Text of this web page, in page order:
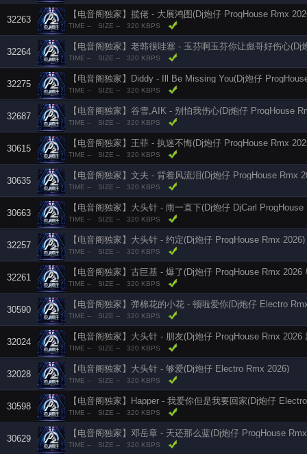
32263
【电音阁独家】揽佬 - 大展鸿图(Dj炮仔 ProgHouse Rmx
TIME -- SIZE -- 320 KBPS
32264
TIME -- SIZE -- 320 KBPS
32275
TIME -- SIZE -- 320 KBPS
32687
TIME -- SIZE -- 320 KBPS
30615
【电音阁独家】王菲 - 执迷不悔(Dj炮仔 ProgHouse Rmx
TIME -- SIZE -- 320 KBPS
30635
【电音阁独家】文夫 - 背着风流泪(Dj炮仔 ProgHouse Rmx
TIME -- SIZE -- 320 KBPS
30663
【电音阁独家】大头针 - 雨一直下(Dj炮仔 DjCarl ProgHouse
TIME -- SIZE -- 320 KBPS
32257
【电音阁独家】大头针 - 约定(Dj炮仔 ProgHouse Rmx 2026)
TIME -- SIZE -- 320 KBPS
32261
【电音阁独家】古巨基 - 爆了(Dj炮仔 ProgHouse Rmx 2026
TIME -- SIZE -- 320 KBPS
30590
【电音阁独家】弹棉花的小花 - 顿啦爱你(Dj炮仔 Electro
TIME -- SIZE -- 320 KBPS
32024
【电音阁独家】大头针 - 朋友(Dj炮仔 ProgHouse Rmx 2026
TIME -- SIZE -- 320 KBPS
32028
【电音阁独家】大头针 - 够爱(Dj炮仔 Electro Rmx 2026)
TIME -- SIZE -- 320 KBPS
30598
【电音阁独家】Happer - 我爱你但是我要回家(Dj炮仔
TIME -- SIZE -- 320 KBPS
30629
【电音阁独家】邓岳章 - 天还那么蓝(Dj炮仔 ProgHouse
TIME -- SIZE -- 320 KBPS